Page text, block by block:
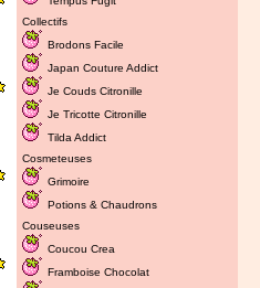
Collectifs
Brodons Facile
Japan Couture Addict
Je Couds Citronille
Je Tricotte Citronille
Tilda Addict
Cosmeteuses
Grimoire
Potions & Chaudrons
Couseuses
Coucou Crea
Framboise Chocolat